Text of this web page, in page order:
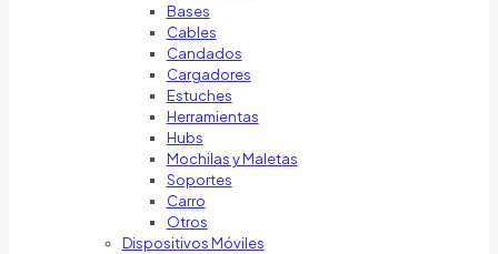
Bases
Cables
Candados
Cargadores
Estuches
Herramientas
Hubs
Mochilas y Maletas
Soportes
Carro
Otros
Dispositivos Móviles